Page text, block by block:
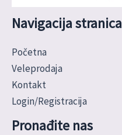
Navigacija stranica
Početna
Veleprodaja
Kontakt
Login/Registracija
Pronađite nas